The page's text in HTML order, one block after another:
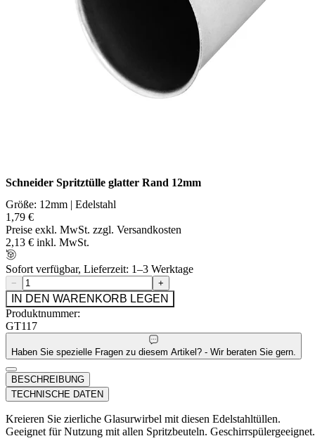
Schneider Spritztülle glatter Rand 12mm
Größe: 12mm | Edelstahl
1,79 €
Preise exkl. MwSt. zzgl. Versandkosten
2,13 € inkl. MwSt.
Sofort verfügbar, Lieferzeit: 1–3 Werktage
− +
IN DEN WARENKORB LEGEN
Produktnummer:
GT117
Haben Sie spezielle Fragen zu diesem Artikel? - Wir beraten Sie gern.
BESCHREIBUNG
TECHNISCHE DATEN
Kreieren Sie zierliche Glasurwirbel mit diesen Edelstahltüllen.
Geeignet für Nutzung mit allen Spritzbeuteln. Geschirrspülergeeignet.